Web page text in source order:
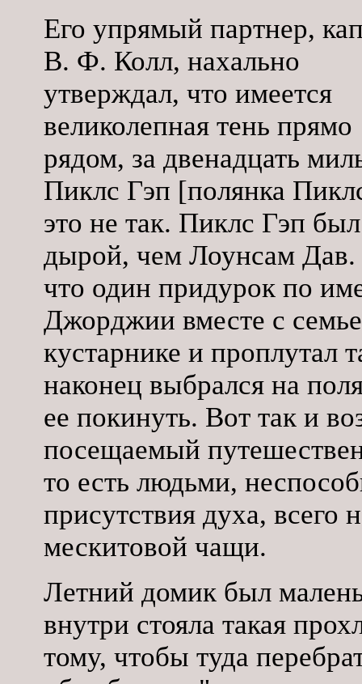
Его упрямый партнер,
В. Ф. Колл, нахально
утверждал, что имеется
великолепная тень прямо
рядом, за двенадцать
Пиклс Гэп [полянка
это не так. Пиклс Гэп
дырой, чем Лоунсам Дав.
что один придурок по
Джорджии вместе с
кустарнике и проплутал
наконец выбрался на
ее покинуть. Вот так и
посещаемый
то есть людьми,
присутствия духа, всего
мескитовой чащи.
Летний домик был
внутри стояла такая
тому, чтобы туда